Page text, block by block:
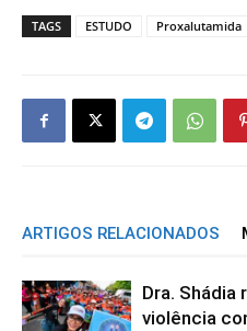
TAGS ESTUDO Proxalutamida
ARTIGOS RELACIONADOS
Dra.
violência